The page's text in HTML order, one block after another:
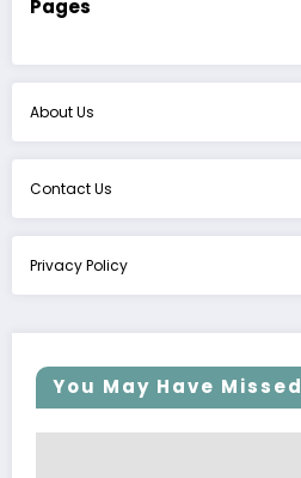
Pages
About Us
Contact Us
Privacy Policy
You May Have Missed